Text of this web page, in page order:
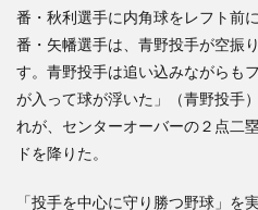
番・秋利選手に内角球をレフト前
番・矢幡選手は、青野投手が空振
す。青野投手は追い込みながらも
が入って球が浮いた」（青野投手
れが、センターオーバーの２点二
ドを降りた。
「投手を中心に守り勝つ野球」を